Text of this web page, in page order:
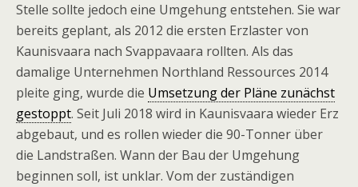
Stelle sollte jedoch eine Umgehung entstehen. Sie war
bereits geplant, als 2012 die ersten Erzlaster von
Kaunisvaara nach Svappavaara rollten. Als das
damalige Unternehmen Northland Ressources 2014
pleite ging, wurde die Umsetzung der Pläne zunächst
gestoppt. Seit Juli 2018 wird in Kaunisvaara wieder Erz
abgebaut, und es rollen wieder die 90-Tonner über
die Landstraßen. Wann der Bau der Umgehung
beginnen soll, ist unklar. Vom der zuständigen